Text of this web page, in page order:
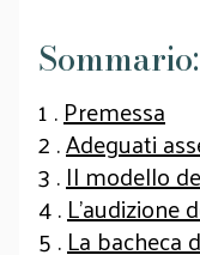
Sommario:
1 .Premessa
2 .Adeguati
3 .Il modello
4 .L’audizione
5 .La bacheca